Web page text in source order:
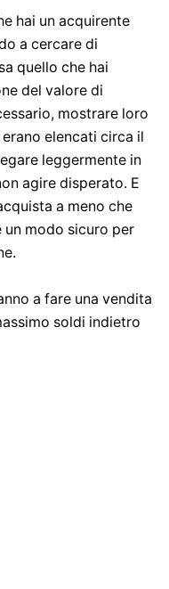
hai un acquirente
a cercare di
quello che hai
del valore di
mostrare loro
elencati circa il
leggermente in
agire disperato. E
a meno che
un modo sicuro per
a fare una vendita
soldi indietro